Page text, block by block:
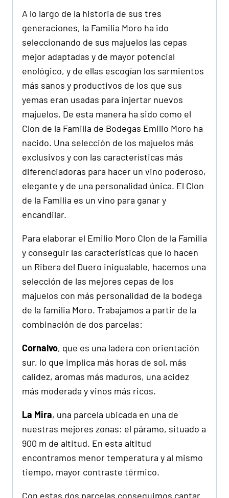
A lo largo de la historia de sus tres
generaciones, la Familia Moro ha ido
seleccionando de sus majuelos las cepas
mejor adaptadas y de mayor potencial
enológico, y de ellas escogían los sarmientos
más sanos y productivos de los que sus
yemas eran usadas para injertar nuevos
majuelos. De esta manera ha sido como el
Clon de la Familia de Bodegas Emilio Moro ha
nacido. Una selección de los majuelos más
exclusivos y con las características más
diferenciadoras para hacer un vino poderoso,
elegante y de una personalidad única. El Clon
de la Familia es un vino para ganar y
encandilar.
Para elaborar el Emilio Moro Clon de la Familia
y conseguir las características que lo hacen
un Ribera del Duero inigualable, hacemos una
selección de las mejores cepas de los
majuelos con más personalidad de la bodega
de la familia Moro. Trabajamos a partir de la
combinación de dos parcelas:
Cornalvo, que es una ladera con orientación
sur, lo que implica más horas de sol, más
calidez, aromas más maduros, una acidez
más moderada y vinos más ricos.
La Mira, una parcela ubicada en una de
nuestras mejores zonas: el páramo, situado a
900 m de altitud. En esta altitud
encontramos menor temperatura y al mismo
tiempo, mayor contraste térmico.
Con estas dos parcelas conseguimos captar